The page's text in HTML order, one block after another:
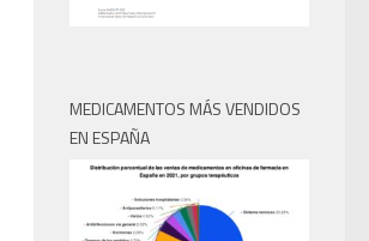
MEDICAMENTOS MÁS VENDIDOS
EN ESPAÑA